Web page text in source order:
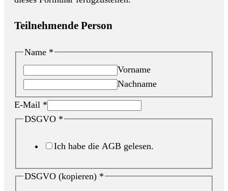
Teilnehmende Person
Name *
Vorname
Nachname
E-Mail *
DSGVO *
Ich habe die AGB gelesen.
DSGVO (kopieren) *